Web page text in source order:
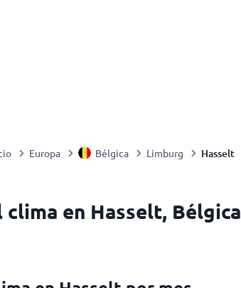
Europa Bélgica Limburg Hasselt
clima en Hasselt, Bélgica